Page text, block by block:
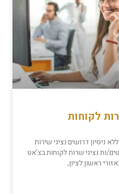
לקוחות
ניסיון דרושים נציגי שירות
ות נציגי שרות לקוחות בצ’אט
ראשון לציון,